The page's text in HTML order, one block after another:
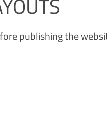
publishing the